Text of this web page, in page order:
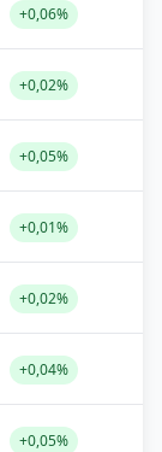
+0,06%
+0,02%
+0,05%
+0,01%
+0,02%
+0,04%
+0,05%